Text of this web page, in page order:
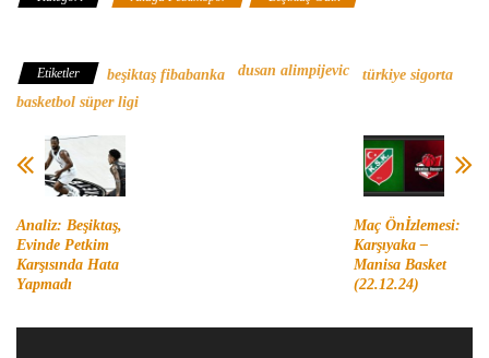
Etiketler beşiktaş fibabanka dusan alimpijevic
türkiye sigorta
basketbol süper ligi
Analiz: Beşiktaş,
Evinde Petkim
Karşısında Hata
Yapmadı
Maç Önİzlemesi:
Karşıyaka –
Manisa Basket
(22.12.24)